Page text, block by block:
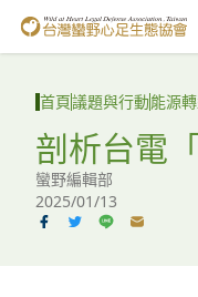
台灣蠻野心足生態協會
議題與行動
環境教育
白海豚媽祖宮
首頁議題與行動能源
剖析台電
蠻野編輯部
2025/01/13